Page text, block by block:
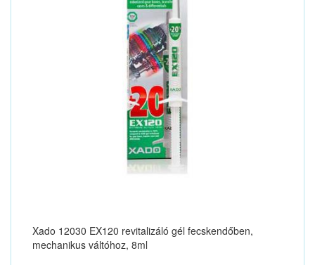
Xado 12030 EX120 revitalizáló gél fecskendőben,
mechanikus váltóhoz, 8ml